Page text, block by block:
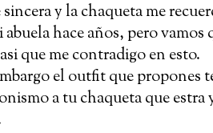
sincera y la chaqueta me
hace años, pero
que me contradigo en esto.
el outfit que propones
a tu chaqueta que estra